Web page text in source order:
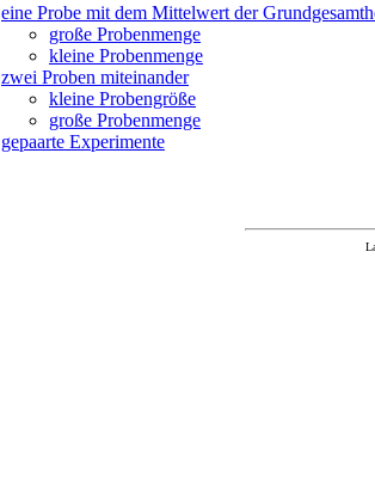
eine Probe mit dem Mittelwert der
große Probenmenge
kleine Probenmenge
zwei Proben miteinander
kleine Probengröße
große Probenmenge
gepaarte Experimente